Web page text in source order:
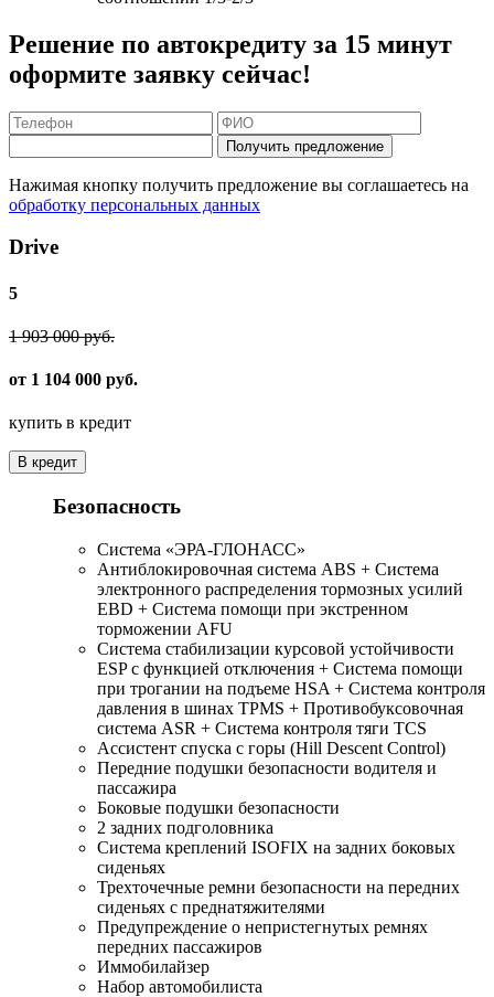
Решение по автокредиту за 15 минут
оформите заявку сейчас!
Получить предложение
Нажимая кнопку получить предложение вы соглашаетесь на
обработку персональных данных
Drive
5
1 903 000 руб.
от 1 104 000 руб.
купить в кредит
В кредит
Безопасность
Система «ЭРА-ГЛОНАСС»
Антиблокировочная система ABS + Система
электронного распределения тормозных усилий
EBD + Система помощи при экстренном
торможении AFU
Система стабилизации курсовой устойчивости
ESP с функцией отключения + Система помощи
при трогании на подъеме HSA + Система контроля
давления в шинах TPMS + Противобуксовочная
система ASR + Система контроля тяги TCS
Ассистент спуска с горы (Hill Descent Control)
Передние подушки безопасности водителя и
пассажира
Боковые подушки безопасности
2 задних подголовника
Система креплений ISOFIX на задних боковых
сиденьях
Трехточечные ремни безопасности на передних
сиденьях с преднатяжителями
Предупреждение о непристегнутых ремнях
передних пассажиров
Иммобилайзер
Набор автомобилиста